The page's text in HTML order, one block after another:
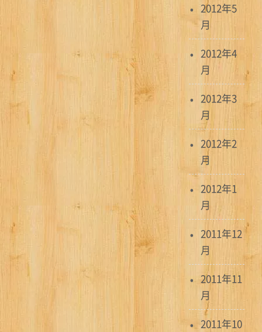
2012年5
月
2012年4
月
2012年3
月
2012年2
月
2012年1
月
2011年12
月
2011年11
月
2011年10